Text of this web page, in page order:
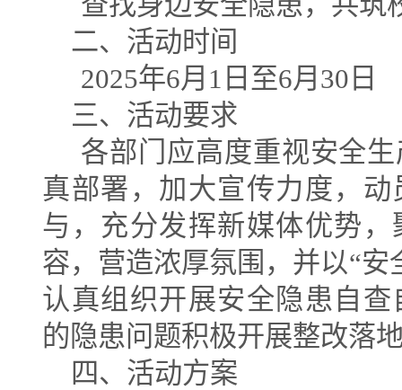
二、活动时间
2025年6月 1 日至6月 30 日
三、活动要求
各部门应高度重视安全
真部署，加大宣传力度，
与，充分发挥新媒体优势
容，营造浓厚氛围，并以“安
认真组织开展安全隐患自
的隐患问题积极开展整改落
四、活动方案